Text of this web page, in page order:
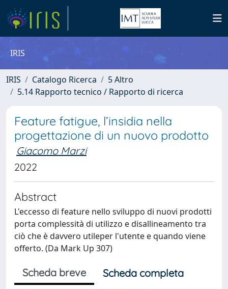
IRIS
IRIS Catalogo Ricerca
5 Altro
5.14 Rapporto tecnico / Rapporto di ricerca
Feature fatigue, l’insidia nella
progettazione di un nuovo prodotto
Giacomo Marzi
2022
Abstract
L'eccesso di feature nello sviluppo di nuovi prodotti
porta complessità di utilizzo e disallineamento tra
ciò che è davvero utileper l'utente e quando viene
offerto. (Da Mark Up 307)
Scheda breve
Scheda completa